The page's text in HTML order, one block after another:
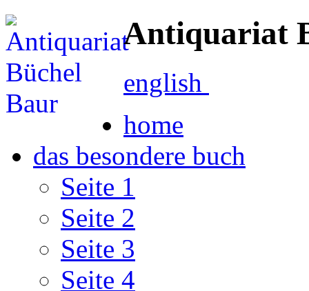
Antiquariat
english
home
das besondere buch
Seite 1
Seite 2
Seite 3
Seite 4